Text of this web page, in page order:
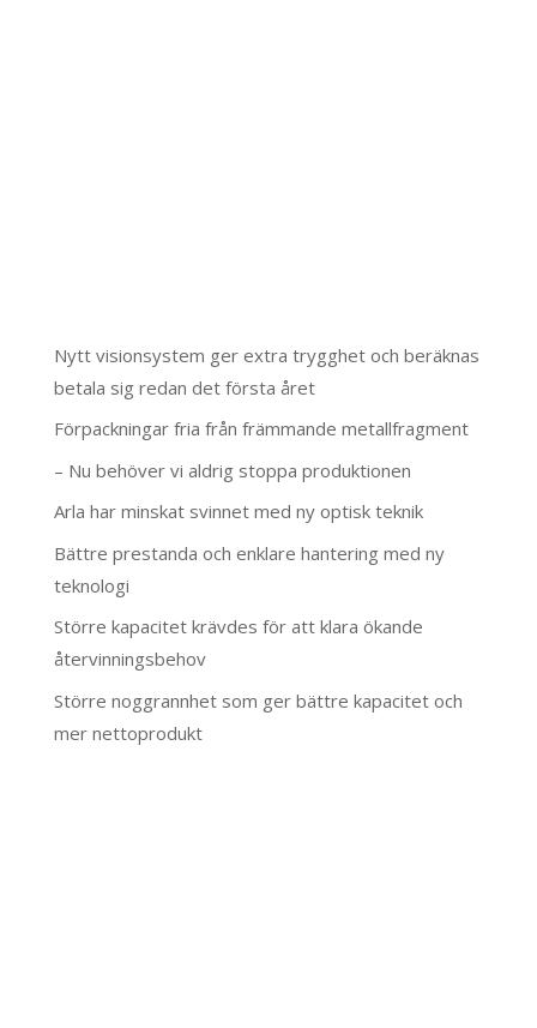
Nytt visionsystem ger extra trygghet och beräknas
betala sig redan det första året
Förpackningar fria från främmande metallfragment
– Nu behöver vi aldrig stoppa produktionen
Arla har minskat svinnet med ny optisk teknik
Bättre prestanda och enklare hantering med ny
teknologi
Större kapacitet krävdes för att klara ökande
återvinningsbehov
Större noggrannhet som ger bättre kapacitet och
mer nettoprodukt